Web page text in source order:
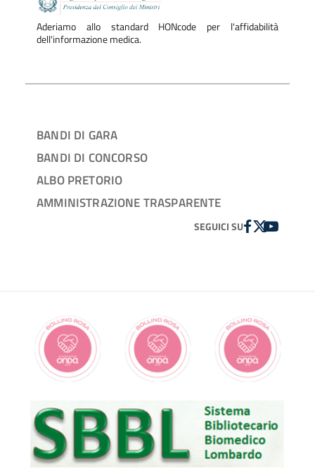
Aderiamo allo standard HONcode per l'affidabilità
dell'informazione medica.
BANDI DI GARA
BANDI DI CONCORSO
ALBO PRETORIO
AMMINISTRAZIONE TRASPARENTE
SEGUICI SUFACEBOOK
TWITTER
YOUTUBE